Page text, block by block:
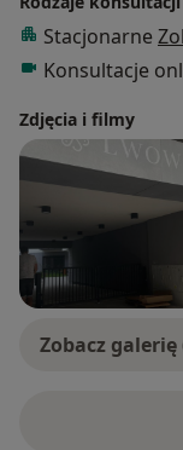
Stacjonarne
Konsultacje
Zdjęcia i filmy
Zobacz galerię